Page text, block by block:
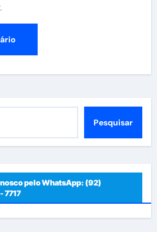
Pesquisar
pelo WhatsApp: (92)
7717